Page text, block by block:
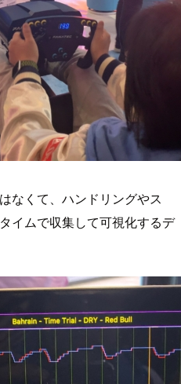
なくて、ハンドリングやス
イムで収集して可視化するデ